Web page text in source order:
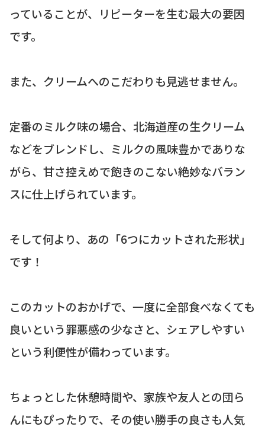
っていることが、リピーターを生む最大の要因
です。
また、クリームへのこだわりも見逃せません。
定番のミルク味の場合、北海道産の生クリーム
などをブレンドし、ミルクの風味豊かでありな
がら、甘さ控えめで飽きのこない絶妙なバラン
スに仕上げられています。
そして何より、あの「6つにカットされた形状」
です！
このカットのおかげで、一度に全部食べなくても
良いという罪悪感の少なさと、シェアしやすい
という利便性が備わっています。
ちょっとした休憩時間や、家族や友人との団ら
んにもぴったりで、その使い勝手の良さも人気